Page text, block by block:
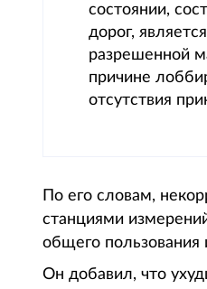
состоянии,
дорог,
разрешенной
причине
отсутствия
По его словам,
станциями
общего пользования
Он добавил, что